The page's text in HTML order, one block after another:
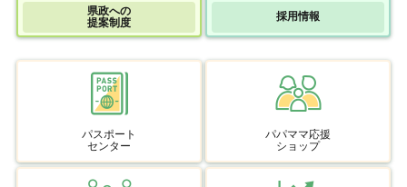
県政への
提案制度
採用情報
パスポート
センター
パパママ応援
ショップ